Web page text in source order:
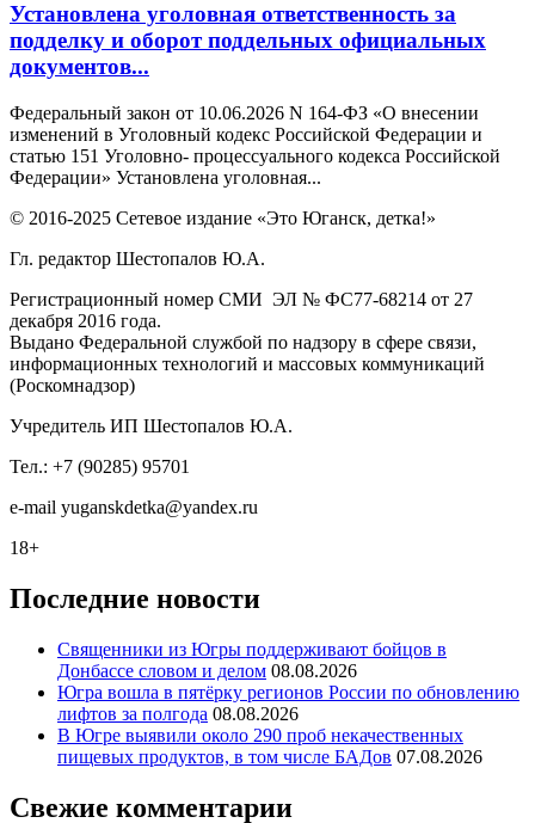
Установлена уголовная ответственность за
подделку и оборот поддельных официальных
документов...
Федеральный закон от 10.06.2026 N 164-ФЗ «О внесении
изменений в Уголовный кодекс Российской Федерации и
статью 151 Уголовно- процессуального кодекса Российской
Федерации» Установлена уголовная...
© 2016-2025 Сетевое издание «Это Юганск, детка!»
Гл. редактор Шестопалов Ю.А.
Регистрационный номер СМИ ЭЛ № ФС77-68214 от 27
декабря 2016 года.
Выдано Федеральной службой по надзору в сфере связи,
информационных технологий и массовых коммуникаций
(Роскомнадзор)
Учредитель ИП Шестопалов Ю.А.
Тел.: +7 (90285) 95701
e-mail yuganskdetka@yandex.ru
18+
Последние новости
Священники из Югры поддерживают бойцов в
Донбассе словом и делом 08.08.2026
Югра вошла в пятёрку регионов России по обновлению
лифтов за полгода 08.08.2026
В Югре выявили около 290 проб некачественных
пищевых продуктов, в том числе БАДов 07.08.2026
Свежие комментарии